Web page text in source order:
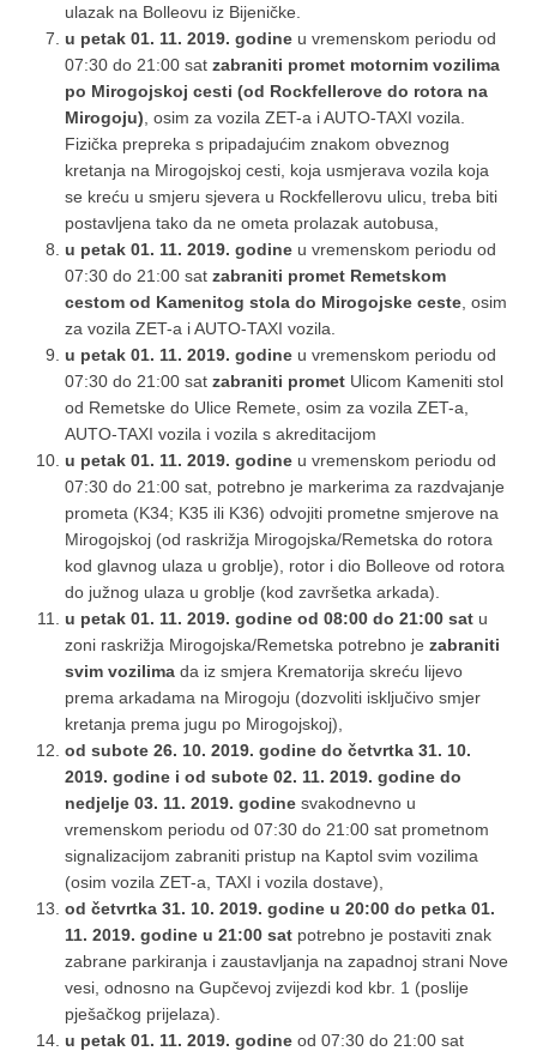
ulazak na Bolleovu iz Bijeničke.
u petak 01. 11. 2019. godine u vremenskom periodu od
07:30 do 21:00 satzabraniti promet motornim vozilima
po Mirogojskoj cesti (od Rockfellerove do rotora na
Mirogoju) , osim za vozila ZET-a i AUTO-TAXI vozila.
Fizička prepreka s pripadajućim znakom obveznog
kretanja na Mirogojskoj cesti, koja usmjerava vozila koja
se kreću u smjeru sjevera u Rockfellerovu ulicu, treba biti
postavljena tako da ne ometa prolazak autobusa,
u petak 01. 11. 2019. godine u vremenskom periodu od
07:30 do 21:00 satzabraniti promet Remetskom
cestom od Kamenitog stola do Mirogojske ceste , osim
za vozila ZET-a i AUTO-TAXI vozila.
u petak 01. 11. 2019. godine u vremenskom periodu od
07:30 do 21:00 satzabraniti promet Ulicom Kameniti stol
od Remetske do Ulice Remete, osim za vozila ZET-a,
AUTO-TAXI vozila i vozila s akreditacijom
u petak 01. 11. 2019. godine u vremenskom periodu od
07:30 do 21:00 sat, potrebno je markerima za razdvajanje
prometa (K34; K35 ili K36) odvojiti prometne smjerove na
Mirogojskoj (od raskrižja Mirogojska/Remetska do rotora
kod glavnog ulaza u groblje), rotor i dio Bolleove od rotora
do južnog ulaza u groblje (kod završetka arkada).
u petak 01. 11. 2019. godine od 08:00 do 21:00 sat u
zoni raskrižja Mirogojska/Remetska potrebno jezabraniti
svim vozilima da iz smjera Krematorija skreću lijevo
prema arkadama na Mirogoju (dozvoliti isključivo smjer
kretanja prema jugu po Mirogojskoj),
od subote 26. 10. 2019. godine do četvrtka 31. 10.
2019. godine i od subote 02. 11. 2019. godine do
nedjelje 03. 11. 2019. godinesvakodnevno u
vremenskom periodu od 07:30 do 21:00 sat prometnom
signalizacijom zabraniti pristup na Kaptol svim vozilima
(osim vozila ZET-a, TAXI i vozila dostave),
od četvrtka 31. 10. 2019. godine u 20:00 do petka 01.
11. 2019. godine u 21:00 sat potrebno je postaviti znak
zabrane parkiranja i zaustavljanja na zapadnoj strani Nove
vesi, odnosno na Gupčevoj zvijezdi kod kbr. 1 (poslije
pješačkog prijelaza).
u petak 01. 11. 2019. godineod 07:30 do 21:00 sat